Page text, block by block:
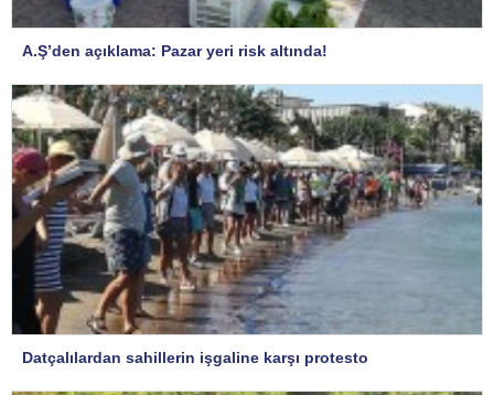
A.Ş’den açıklama: Pazar yeri risk altında!
Datçalılardan sahillerin işgaline karşı protesto